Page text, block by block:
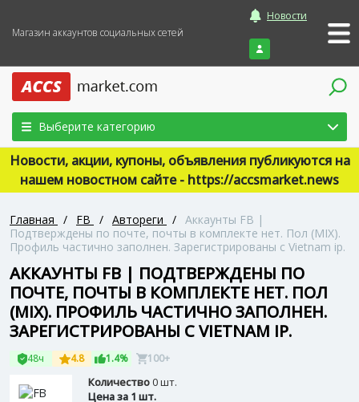
Магазин аккаунтов социальных сетей
Новости
Войти
Выберите категорию
Новости, акции, купоны, объявления публикуются на
нашем новостном сайте - https://accsmarket.news
Главная / FB / Автореги / Аккаунты FB |
Подтверждены по почте, почты в комплекте нет. Пол (MIX).
Профиль частично заполнен. Зарегистрированы с Vietnam ip.
АККАУНТЫ FB | ПОДТВЕРЖДЕНЫ ПО
ПОЧТЕ, ПОЧТЫ В КОМПЛЕКТЕ НЕТ. ПОЛ
(MIX). ПРОФИЛЬ ЧАСТИЧНО ЗАПОЛНЕН.
ЗАРЕГИСТРИРОВАНЫ С VIETNAM IP.
48ч 4.8 1.4% 100+
Количество0 шт.
Цена за 1 шт.